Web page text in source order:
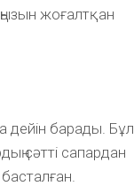
жоғалтқан
дейін барады. Бұл
сәтті сапардан